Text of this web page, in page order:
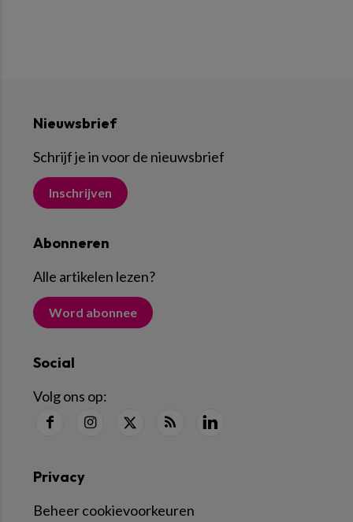
Nieuwsbrief
Schrijf je in voor de nieuwsbrief
Inschrijven
Abonneren
Alle artikelen lezen?
Word abonnee
Social
Volg ons op:
Privacy
Beheer cookievoorkeuren